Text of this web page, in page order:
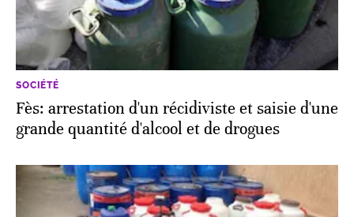
SOCIÉTÉ
Fès: arrestation d'un récidiviste et saisie d'une
grande quantité d'alcool et de drogues